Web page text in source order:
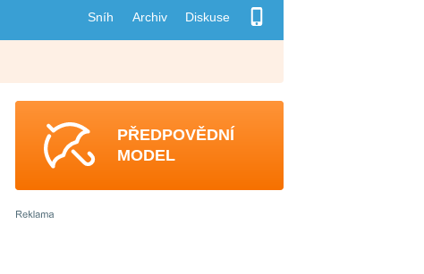
Sníh Archiv Diskuse
PŘEDPOVĚDNÍ
MODEL